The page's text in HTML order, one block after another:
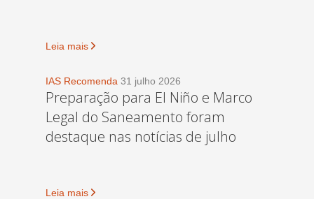
Leia mais
IAS Recomenda 31 julho 2026
Preparação para El Niño e Marco
Legal do Saneamento foram
destaque nas notícias de julho
Leia mais